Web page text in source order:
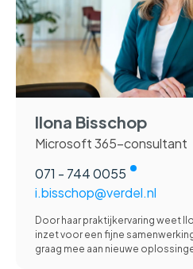
Ilona Bisschop
Microsoft 365-consultant
071 - 744 0055
i.bisschop@verdel.nl
Door haar praktijkervaring weet
inzet voor een fijne
graag mee aan nieuwe